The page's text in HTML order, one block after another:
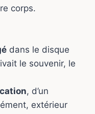
corps.
dans le disque
le souvenir, le
, d’un
extérieur